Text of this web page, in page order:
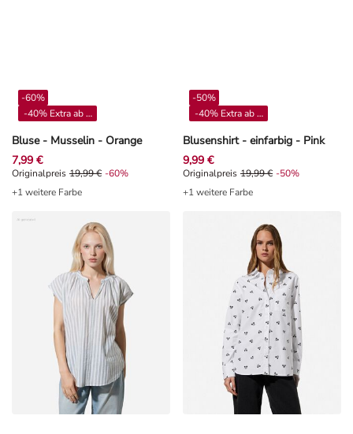
Bluse - Musselin - Orange
-60%
-40% Extra ab 4**
7,99 €
Originalpreis 19,99 €, Rabat -60%
Originalpreis 19,99 € -60%
+1 weitere Farbe
Blusenshirt - einfarbig - Pink
-50%
-40% Extra ab 4**
9,99 €
Originalpreis 19,99 €, Rabat -50%
Originalpreis 19,99 € -50%
+1 weitere Farbe